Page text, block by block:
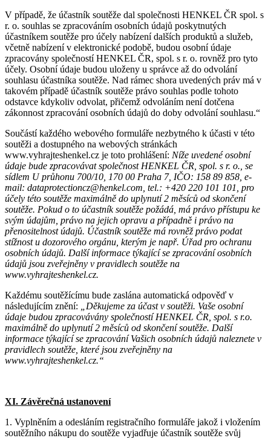
V případě, že účastník soutěže dal společnosti HENKEL ČR spol. s
r. o. souhlas se zpracováním osobních údajů poskytnutých
účastníkem soutěže pro účely nabízení dalších produktů a služeb,
včetně nabízení v elektronické podobě, budou osobní údaje
zpracovány společností HENKEL ČR, spol. s r. o. rovněž pro tyto
účely. Osobní údaje budou uloženy u správce až do odvolání
souhlasu účastníka soutěže. Nad rámec shora uvedených práv má v
takovém případě účastník soutěže právo souhlas podle tohoto
odstavce kdykoliv odvolat, přičemž odvoláním není dotčena
zákonnost zpracování osobních údajů do doby odvolání souhlasu.“
Součástí každého webového formuláře nezbytného k účasti v této
soutěži a dostupného na webových stránkách
www.vyhrajteshenkel.cz je toto prohlášení: Níže uvedené osobní
údaje bude zpracovávat společnost HENKEL ČR, spol. s r. o., se
sídlem U průhonu 700/10, 170 00 Praha 7, IČO: 158 89 858, e-
mail: dataprotectioncz@henkel.com, tel.: +420 220 101 101, pro
účely této soutěže maximálně do uplynutí 2 měsíců od skončení
soutěže. Pokud o to účastník soutěže požádá, má právo přístupu ke
svým údajům, právo na jejich opravu a případně i právo na
přenositelnost údajů. Účastník soutěže má rovněž právo podat
stížnost u dozorového orgánu, kterým je např. Úřad pro ochranu
osobních údajů. Další informace týkající se zpracování osobních
údajů jsou zveřejněny v pravidlech soutěže na
www.vyhrajteshenkel.cz.
Každému soutěžícímu bude zaslána automatická odpověď v
následujícím znění:
„Děkujeme za účast v soutěži. Vaše osobní
údaje budou zpracovávány společností HENKEL ČR, spol. s r.o.
maximálně do uplynutí 2 měsíců od skončení soutěže. Další
informace týkající se zpracování Vašich osobních údajů naleznete v
pravidlech soutěže, které jsou zveřejněny na
www.vyhrajteshenkel.cz.“
XI. Závěrečná ustanovení
1. Vyplněním a odesláním registračního formuláře jakož i vložením
soutěžního nákupu do soutěže vyjadřuje účastník soutěže svůj